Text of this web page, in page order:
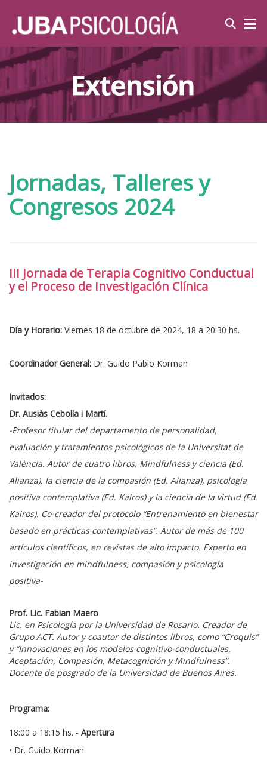
Jornadas, Talleres y
Congresos 2024
III Jornada de Terapia Cognitivo Conductual
y el Proceso de Investigación Clínica
Día y Horario: Viernes 18 de octubre de 2024, 18 a 20:30 hs.
Coordinador General: Dr. Guido Pablo Korman
Invitados:
Dr. Ausiàs Cebolla i Martí.
-Profesor titular del departamento de personalidad,
evaluación y tratamientos psicológicos de la Universitat de
València. Autor de cuatro libros, Mindfulness y ciencia (Ed.
Alianza), la ciencia de la compasión (Ed. Alianza), psicología
positiva contemplativa (Ed. Kairos) y la ciencia de la virtud (Ed.
Kairos). Co-creador del protocolo “Entrenamiento en bienestar
basado en prácticas contemplativas”. Autor de más de 100
artículos científicos, en revistas de alto impacto. Experto en
investigación en mindfulness, compasión y psicología
positiva-
Prof. Lic. Fabian Maero
Lic. en Psicología por la Universidad de Rosario. Creador de
Grupo ACT. Autor y coautor de distintos libros, como “Croquis”
y “Innovaciones en los modelos cognitivo-conductuales.
Aceptación, Compasión, Metacognición y Mindfulness”.
Docente de posgrado de la Universidad de Buenos Aires.
Programa:
18:00 a 18:15 hs. - Apertura
• Dr. Guido Korman